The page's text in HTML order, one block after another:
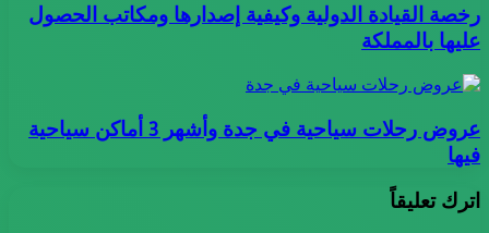
رخصة القيادة الدولية وكيفية إصدارها ومكاتب الحصول
عليها بالمملكة
عروض رحلات سياحية في جدة وأشهر 3 أماكن سياحية
فيها
اترك تعليقاً